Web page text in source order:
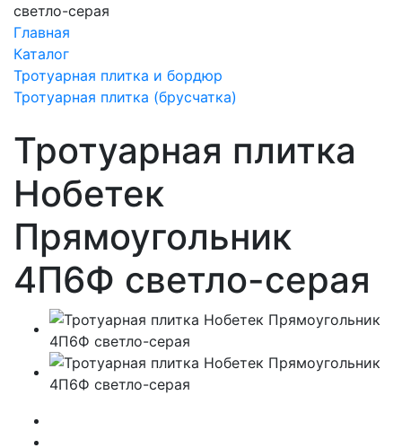
светло-серая
Главная
Каталог
Тротуарная плитка и бордюр
Тротуарная плитка (брусчатка)
Тротуарная плитка
Нобетек
Прямоугольник
4П6Ф светло-серая